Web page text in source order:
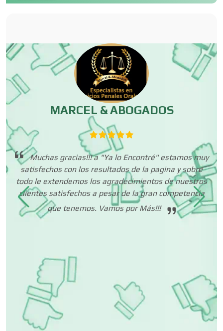
Carpinterías
Centros Comerciales
Centros de Espectáculos
Centros de Nutrición
Centros Turísticos
Cibercafés
Clínicas de Belleza
MARCEL & ABOGADOS
Muchas gracias!!! a "Ya lo Encontré" estamos muy
satisfechos con los resultados de la pagina y sobre
todo le extendemos los agradecimientos de nuestros
clientes satisfechos a pesar de la gran competencia
que tenemos. Vamos por Más!!!